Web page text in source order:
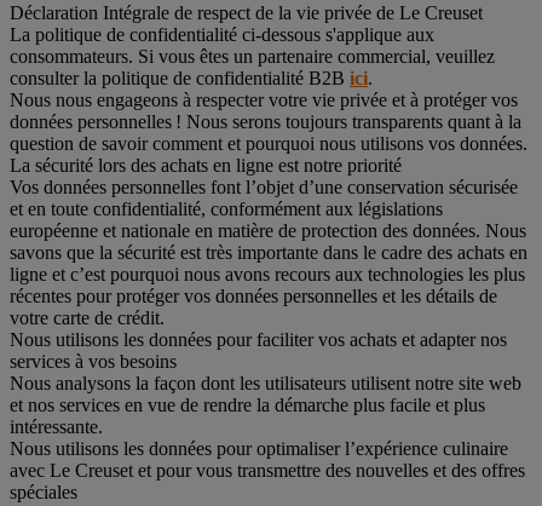
Déclaration Intégrale de respect de la vie privée de Le Creuset
La politique de confidentialité ci-dessous s'applique aux
consommateurs. Si vous êtes un partenaire commercial, veuillez
consulter la politique de confidentialité B2B ici.
Nous nous engageons à respecter votre vie privée et à protéger vos
données personnelles ! Nous serons toujours transparents quant à la
question de savoir comment et pourquoi nous utilisons vos données.
La sécurité lors des achats en ligne est notre priorité
Vos données personnelles font l’objet d’une conservation sécurisée
et en toute confidentialité, conformément aux législations
européenne et nationale en matière de protection des données. Nous
savons que la sécurité est très importante dans le cadre des achats en
ligne et c’est pourquoi nous avons recours aux technologies les plus
récentes pour protéger vos données personnelles et les détails de
votre carte de crédit.
Nous utilisons les données pour faciliter vos achats et adapter nos
services à vos besoins
Nous analysons la façon dont les utilisateurs utilisent notre site web
et nos services en vue de rendre la démarche plus facile et plus
intéressante.
Nous utilisons les données pour optimaliser l’expérience culinaire
avec Le Creuset et pour vous transmettre des nouvelles et des offres
spéciales